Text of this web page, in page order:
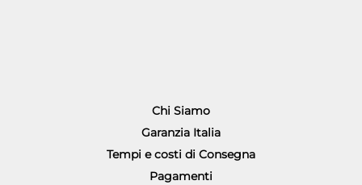
Chi Siamo
Garanzia Italia
Tempi e costi di Consegna
Pagamenti